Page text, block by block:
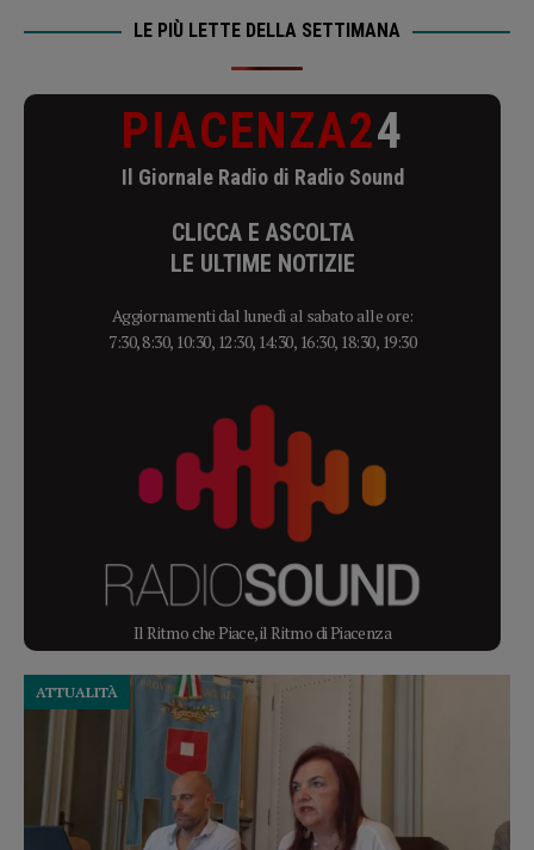
LE PIÙ LETTE DELLA SETTIMANA
PIACENZA24
Il Giornale Radio di Radio Sound
CLICCA E ASCOLTA
LE ULTIME NOTIZIE
Aggiornamenti dal lunedì al sabato alle ore:
7:30, 8:30, 10:30, 12:30, 14:30, 16:30, 18:30, 19:30
Il Ritmo che Piace, il Ritmo di Piacenza
ATTUALITÀ